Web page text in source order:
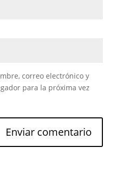
correo electrónico y
para la próxima vez